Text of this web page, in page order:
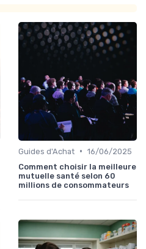
Guides d'Achat • 16/06/2025
Comment choisir la meilleure
mutuelle santé selon 60
millions de consommateurs